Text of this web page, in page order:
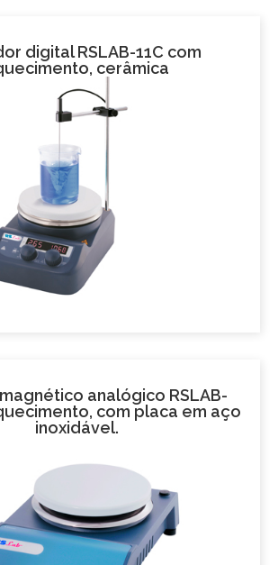
digital RSLAB-11C com
cerâmica
analógico RSLAB-
com placa em aço
inoxidável.